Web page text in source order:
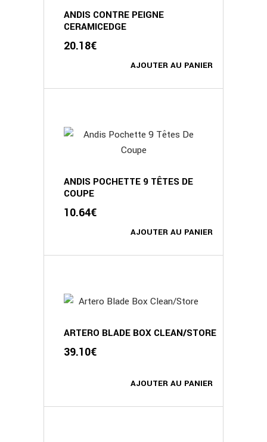
AJOUTER AU PANIER
ANDIS CONTRE PEIGNE
CERAMICEDGE
20.18€
AJOUTER AU PANIER
ANDIS POCHETTE 9 TÊTES DE
COUPE
10.64€
AJOUTER AU PANIER
ARTERO BLADE BOX CLEAN/STORE
39.10€